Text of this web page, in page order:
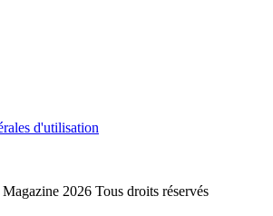
d'utilisation
2026 Tous droits réservés